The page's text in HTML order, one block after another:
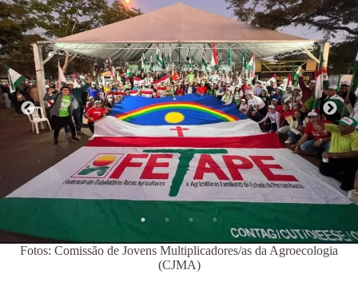
Fotos: Comissão de Jovens Multiplicadores/as da Agroecologia
(CJMA)